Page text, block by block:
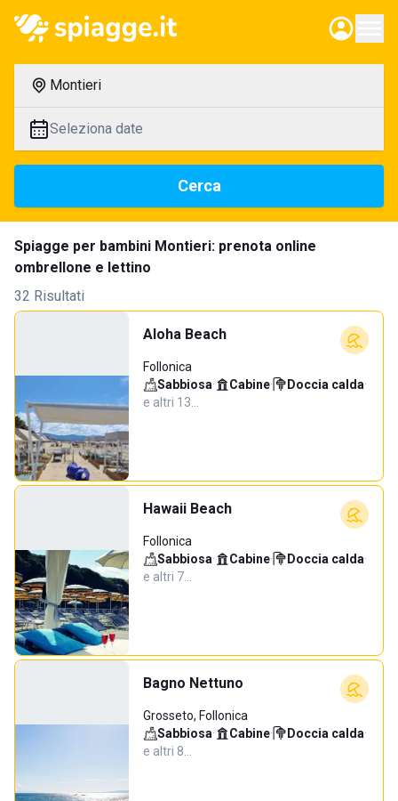
Montieri
Seleziona date
Cerca
Spiagge per bambini Montieri: prenota online
ombrellone e lettino
32 Risultati
Aloha Beach
Follonica
Sabbiosa· Cabine· Doccia calda·
e altri 13…
Hawaii Beach
Follonica
Sabbiosa· Cabine· Doccia calda·
e altri 7…
Bagno Nettuno
Grosseto, Follonica
Sabbiosa· Cabine· Doccia calda·
e altri 8…